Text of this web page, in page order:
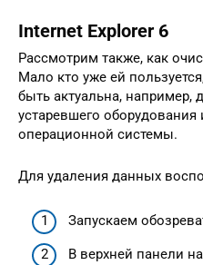
Internet Explorer 6
Рассмотрим также, как
Мало кто уже ей
быть актуальна, например,
устаревшего
операционной системы.
Для удаления данных
Запускаем
В верхней панели